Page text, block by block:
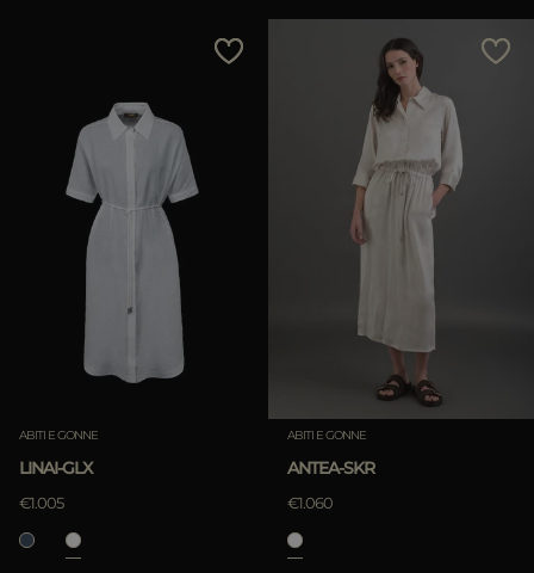
ABITI E GONNE
LINAI-GLX
€1.005
ABITI E GONNE
ANTEA-SKR
€1.060